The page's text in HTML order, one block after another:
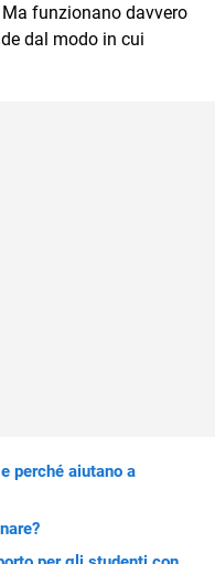
funzionano davvero
dal modo in cui
perché aiutano a